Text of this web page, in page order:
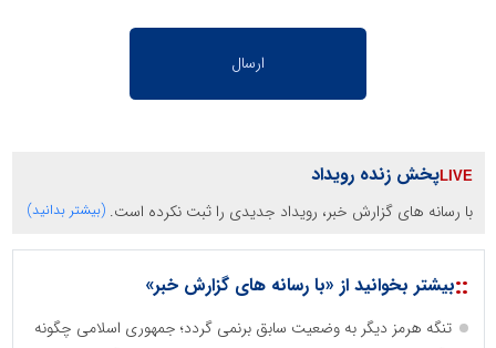
پخش زنده رویداد
با رسانه های گزارش خبر، رویداد جدیدی را ثبت نکرده است. (بیشتر بدانید)
::بیشتر بخوانید از «با رسانه های گزارش خبر»
تنگه هرمز دیگر به وضعیت سابق برنمی گردد؛ جمهوری اسلامی چگونه